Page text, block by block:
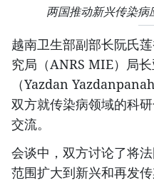
两国推动新兴传染病
越南卫生部副部长阮氏
究局（ANRS MIE）局
（Yazdan
双方就传染病领域的科
交流。
会谈中，双方讨论了将
范围扩大到新兴和再发